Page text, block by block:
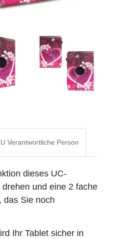
Verantwortliche Person
dieses UC-
drehen und eine 2 fache
das Sie noch
Ihr Tablet sicher in